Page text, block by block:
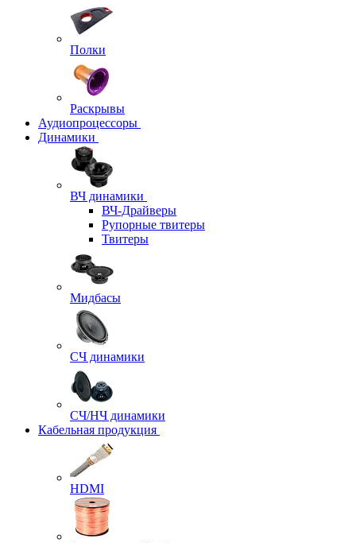
Полки
Раскрывы
Аудиопроцессоры
Динамики
ВЧ динамики
ВЧ-Драйверы
Рупорные твитеры
Твитеры
Мидбасы
СЧ динамики
СЧ/НЧ динамики
Кабельная продукция
HDMI